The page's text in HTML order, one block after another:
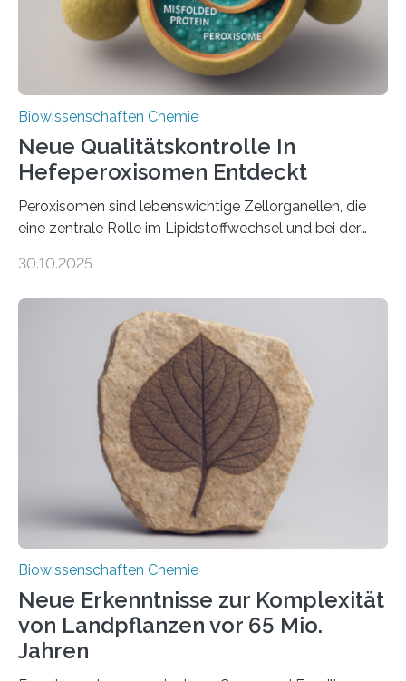
Biowissenschaften Chemie
Neue Qualitätskontrolle In
Hefeperoxisomen Entdeckt
Peroxisomen sind lebenswichtige Zellorganellen, die
eine zentrale Rolle im Lipidstoffwechsel und bei der
erfüllen können, müssen zahlreiche Enzyme präzise in
der Ruhr-Universität Bochum um Prof. Dr. Ralf Erdmann
und Dr. Ismaila Francis Yusuf hat nun einen bislang
unbekannten Qualitätskontrollmechanismus des
peroxisomalen Proteintransports in der Bäckerhefe
Saccharomyces cerevisiae entdeckt, der für die
Funktionsfähigkeit der Organellen entscheidend ist. Die
Studie wurde am 28. Oktober 2025 in der
Fachzeitschrift…
30.10.2025
Biowissenschaften Chemie
Neue Erkenntnisse zur Komplexität
von Landpflanzen vor 65 Mio.
Jahren